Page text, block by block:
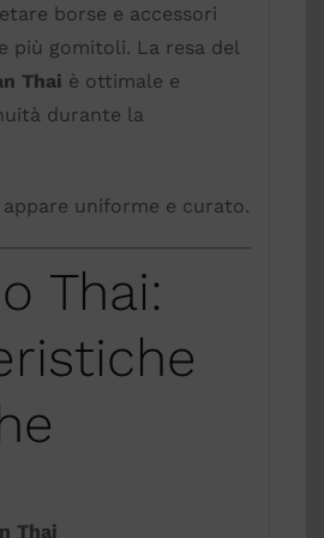
borse e accessori
più gomitoli. La resa del
Thai è ottimale e
durante la
uniforme e curato.
Thai:
Thai